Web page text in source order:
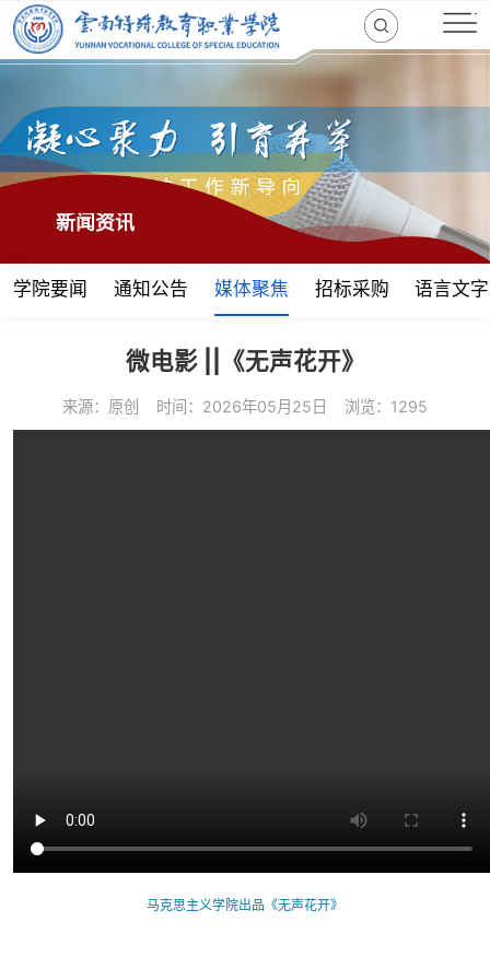
新闻资讯
学院要闻 通知公告 媒体聚焦 招标采购 语言文
微电影 ||《无声花开》
来源：原创 时间：2026年05月25日 浏览：1295
马克思主义学院出品《无声花开》